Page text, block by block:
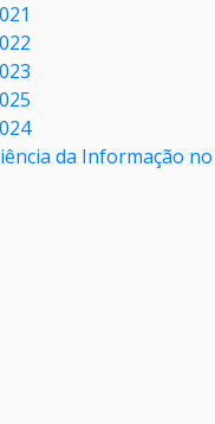
da Informação no